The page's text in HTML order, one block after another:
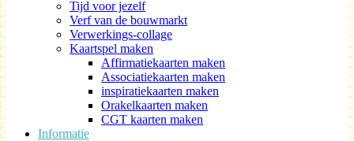
Tijd voor jezelf
Verf van de bouwmarkt
Verwerkings-collage
Kaartspel maken
Affirmatiekaarten maken
Associatiekaarten maken
inspiratiekaarten maken
Orakelkaarten maken
CGT kaarten maken
Informatie